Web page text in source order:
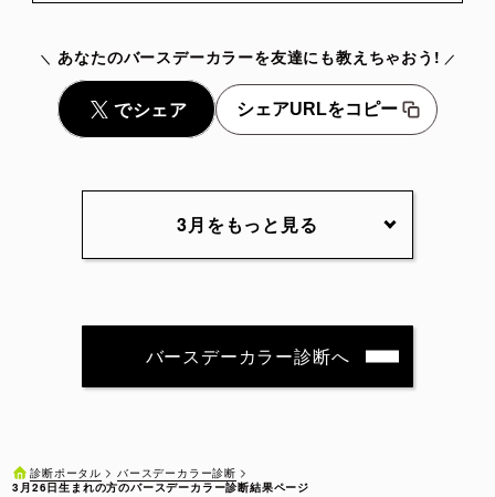
あなたのバースデーカラーを友達にも教えちゃおう!
シェアURLをコピー
3月をもっと見る
3月7日 3月8日 3月9日
バースデーカラー診断へ
診断ポータル
バースデーカラー診断
3月26日生まれの方のバースデーカラー診断結果ページ